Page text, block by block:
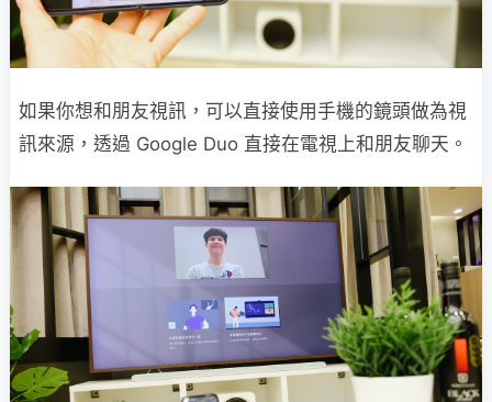
如果你想和朋友視訊，可以直接使用手機的鏡頭做為視
訊來源，透過 Google Duo 直接在電視上和朋友聊天。